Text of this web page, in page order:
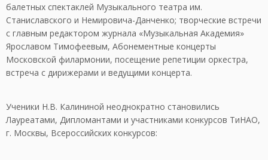
балетных спектаклей Музыкального театра им.
Станиславского и Немировича-Данченко; творческие встречи
с главным редактором журнала «Музыкальная Академия»
Ярославом Тимофеевым, Абонементные концерты
Московской филармонии, посещение репетиции оркестра,
встреча с дирижерами и ведущими концерта.
Ученики Н.В. Калининой неоднократно становились
Лауреатами, Дипломантами и участниками конкурсов ТиНАО,
г. Москвы, Всероссийских конкурсов: